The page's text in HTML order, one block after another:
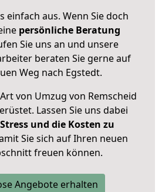
einfach aus. Wenn Sie doch
persönliche Beratung
Sie uns an und unsere
beraten Sie gerne auf
Weg nach Egstedt.
von Umzug von Remscheid
Lassen Sie uns dabei
und die Kosten zu
Sie sich auf Ihren neuen
freuen können.
Angebote erhalten